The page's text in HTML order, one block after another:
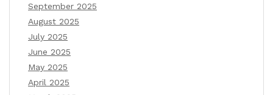
September 2025
August 2025
July 2025
June 2025
May 2025
April 2025